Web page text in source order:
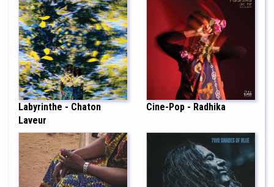
Labyrinthe - Chaton
Laveur
Cine-Pop - Radhika